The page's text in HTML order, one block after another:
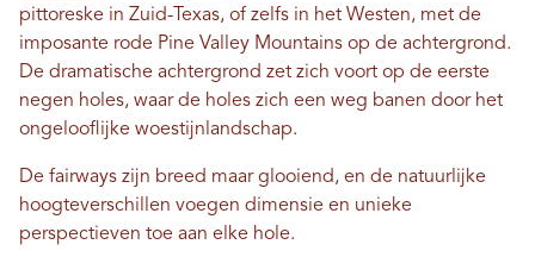
pittoreske in Zuid-Texas, of zelfs in het Westen, met de
imposante rode Pine Valley Mountains op de achtergrond.
De dramatische achtergrond zet zich voort op de eerste
negen holes, waar de holes zich een weg banen door het
ongelooflijke woestijnlandschap.
De fairways zijn breed maar glooiend, en de natuurlijke
hoogteverschillen voegen dimensie en unieke
perspectieven toe aan elke hole.